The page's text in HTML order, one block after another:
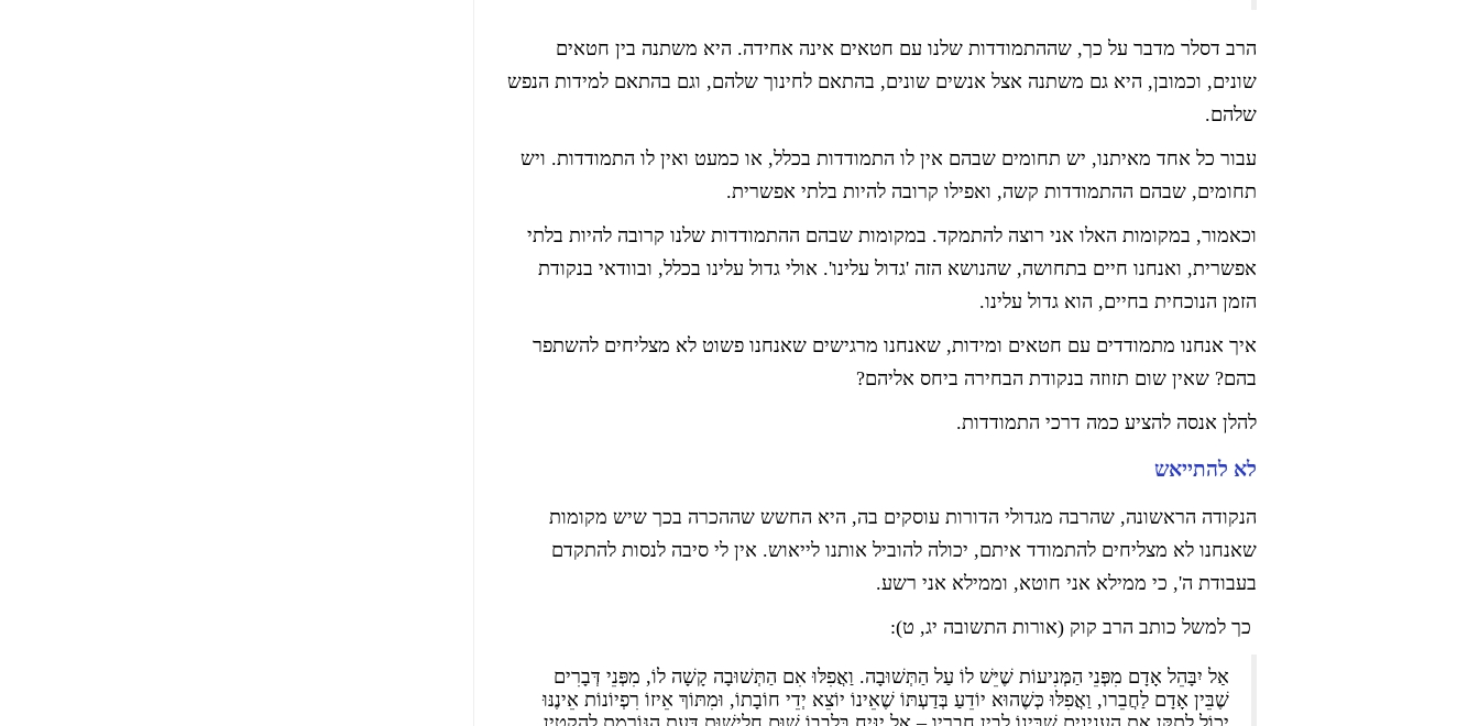
הרב דסלר מדבר על כך, שההתמודדות שלנו עם חטאים אינה אחידה. היא משתנה בין חטאים
שונים, וכמובן, היא גם משתנה אצל אנשים שונים, בהתאם לחינוך שלהם, וגם בהתאם למידות הנפש
שלהם.
עבור כל אחד מאיתנו, יש תחומים שבהם אין לו התמודדות בכלל, או כמעט ואין לו התמודדות. ויש
תחומים, שבהם ההתמודדות קשה, ואפילו קרובה להיות בלתי אפשרית.
וכאמור, במקומות האלו אני רוצה להתמקד. במקומות שבהם ההתמודדות שלנו קרובה להיות בלתי
אפשרית, ואנחנו חיים בתחושה, שהנושא הזה 'גדול עלינו'. אולי גדול עלינו בכלל, ובוודאי בנקודת
הזמן הנוכחית בחיים, הוא גדול עלינו.
איך אנחנו מתמודדים עם חטאים ומידות, שאנחנו מרגישים שאנחנו פשוט לא מצליחים להשתפר
בהם? שאין שום תזוזה בנקודת הבחירה ביחס אליהם?
להלן אנסה להציע כמה דרכי התמודדות.
לא להתייאש
הנקודה הראשונה, שהרבה מגדולי הדורות עוסקים בה, היא החשש שההכרה בכך שיש מקומות
שאנחנו לא מצליחים להתמודד איתם, יכולה להוביל אותנו לייאוש. אין לי סיבה לנסות להתקדם
בעבודת ה', כי ממילא אני חוטא, וממילא אני רשע.
כך למשל כותב הרב קוק (אורות התשובה יג, ט):
אַל יִבָּהֵל אָדָם מִפְּנֵי הַמְּנִיעוֹת שֶׁיֵּשׁ לוֹ עַל הַתְּשׁוּבָה. וַאֲפִלּוּ אִם הַתְּשׁוּבָה קָשָׁה לוֹ, מִפְּנֵי דְּבָרִים
שֶׁבֵּין אָדָם לַחֲבֵרו, וַאֲפִלּוּ כְּשֶׁהוּא יוֹדֵעַ בְּדַעְתּוֹ שֶׁאֵינוֹ יוֹצֵא יְדֵי חוֹבָתוֹ, וּמִתּוֹךְ אֵיזוֹ רִפְיוֹנוֹת אֵינֶנּוּ